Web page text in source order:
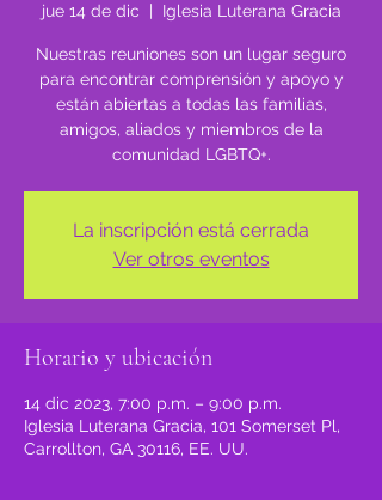
jue 14 de dic
  |
Iglesia Luterana Gracia
Nuestras reuniones son un lugar seguro
para encontrar comprensión y apoyo y
están abiertas a todas las familias,
amigos, aliados y miembros de la
comunidad LGBTQ+.
La inscripción está cerrada
Ver otros eventos
Horario y ubicación
14 dic 2023, 7:00 p.m. – 9:00 p.m.
Iglesia Luterana Gracia, 101 Somerset Pl,
Carrollton, GA 30116, EE. UU.